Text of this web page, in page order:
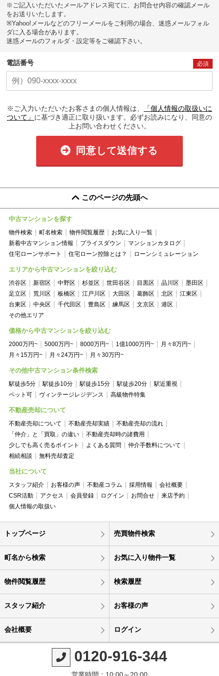
※ご記入いただいたメールアドレス宛てに、お問合せ内容の確認メール
をお送りいたします。
※Yahoo!メールなどのフリーメールをご利用の場合、迷惑メールフォル
ダに入る場合があります。
迷惑メールのフォルダ・設定等をご確認下さい。
電話番号 必須
※ご入力いただいたお客さまの個人情報は、
「個人情報の取扱いに
ついて」 に基づき適正に取り扱います。必ずお読みになり、同意の
上お問い合わせください。
同意して送信する
このページの先頭へ
中古マンションを探す
物件検索 町名検索 物件閲覧履歴
お気に入り一覧
新着中古マンション情報
プライスダウン
マンションカタログ
住宅ローンサポート
住宅ローン控除とは？ ローンシミュレーション
エリアから中古マンションを絞り込む
渋谷区 新宿区 中野区 杉並区 世田谷区 目黒区 品川区
墨田区
足立区
荒川区 板橋区 江戸川区 大田区 葛飾区 北区
江東区
台東区
中央区 千代田区 豊島区 練馬区 文京区
港区
その他エリア
価格から中古マンションを絞り込む
2000万円~ 5000万円~ 8000万円~ 1億1000万円~
月々8万円~
月々15万円~
月々24万円~ 月々30万円~
その他中古マンション条件検索
駅徒歩5分 駅徒歩10分 駅徒歩15分 駅徒歩20分
駅近重視
ペット可
ヴィンテージレジデンス 高級物件特集
不動産売却について
不動産売却について 不動産売却実績
不動産売却の流れ
「仲介」と「買取」の違い
不動産売却時の諸費用
少しでも高く売るポイント
よくある質問
仲介手数料について
相続相談
無料売却査定
当社について
スタッフ紹介 お客様の声 不動産コラム 採用情報
会社概要
CSR活動
アクセス 会員登録 ログイン お問合せ
来店予約
個人情報の取扱い
トップページ 売買物件検索
町名から検索 お気に入り物件一覧
物件閲覧履歴 検索履歴
スタッフ紹介 お客様の声
会社概要 ログイン
0120-916-344